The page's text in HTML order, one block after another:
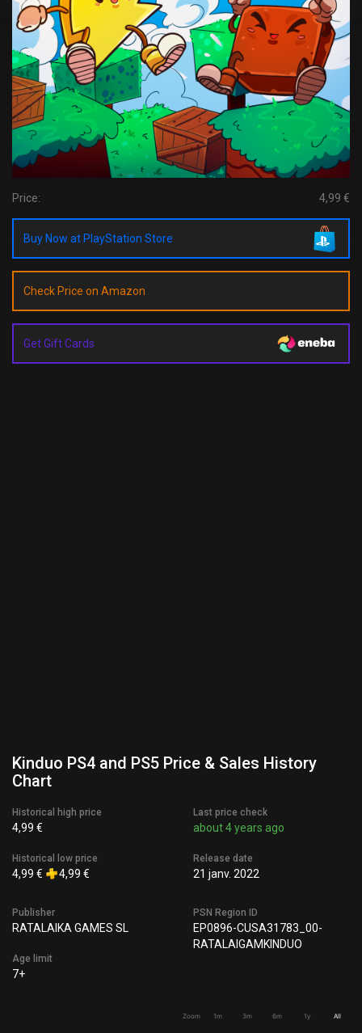
Price: 4,99 €
Buy Now at PlayStation Store
Check Price on Amazon
Get Gift Cards
Kinduo PS4 and PS5 Price & Sales History
Chart
Historical high price
4,99 €
Historical low price
4,99 € 4,99 €
Last price check
about 4 years ago
Release date
21 janv. 2022
Publisher
RATALAIKA GAMES SL
Age limit
7+
PSN Region ID
EP0896-CUSA31783_00-
RATALAIGAMKINDUO
Zoom 1m 3m 6m 1y All